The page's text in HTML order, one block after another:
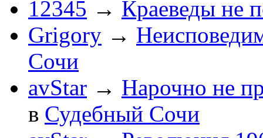
12345 → Краеведы не
Grigory →
Сочи
avStar → Нарочно не
в Судебный Сочи